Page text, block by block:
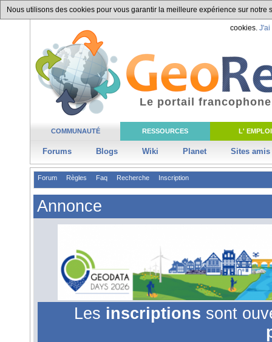
Nous utilisons des cookies pour vous garantir la meilleure expérience sur
cookies. J'ai
COMMUNAUTÉ RESSOURCES L' EMPLOI
Forums Blogs Wiki Planet Sites amis
Le portail
Forum Règles Faq Recherche Inscription
Annonce
Les inscriptions sont